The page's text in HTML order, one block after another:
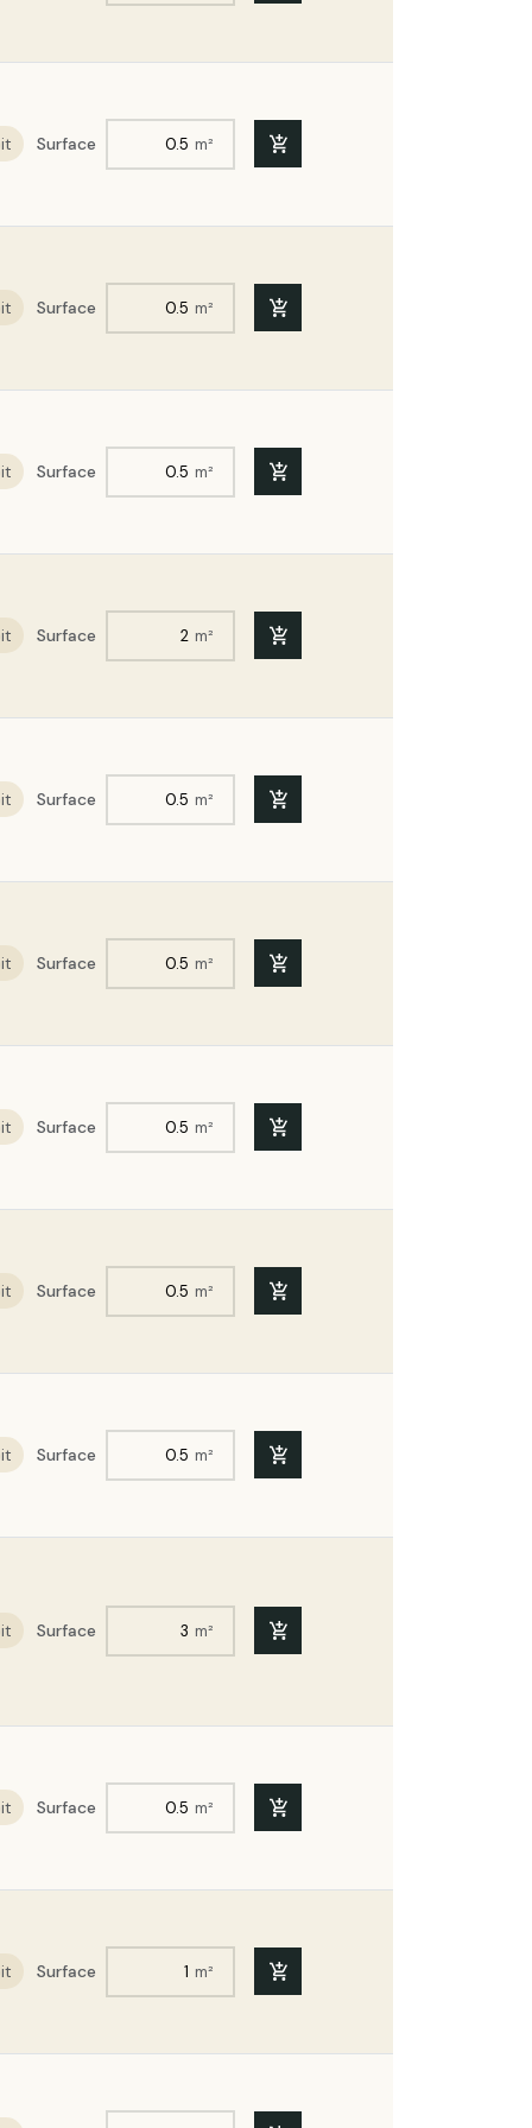
R : 5,5
expansé ACERMI Bords mi-
R : 5,25
expansé ACERMI Bords mi-
expansé ACERMI Bords mi-
expansé ACERMI Bords mi-
expansé ACERMI Bords mi-
expansé ACERMI Bords mi-
Surface m²
Surface m²
Surface m²
Surface m²
Surface m²
Surface m²
Surface m²
Surface m²
Surface m²
Surface m²
Surface m²
Surface m²